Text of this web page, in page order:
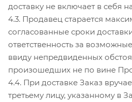
доставку не включает в себя
4.3. Продавец старается
согласованные сроки
ответственность за
ввиду непредвиденных
произошедших не по вине
4.4. При доставке Заказ
третьему лицу, указанному в